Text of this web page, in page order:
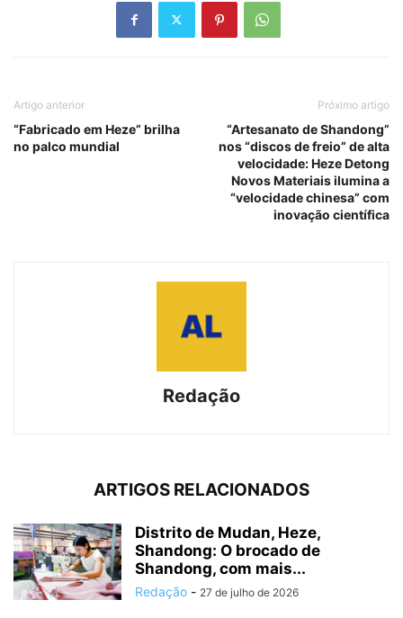
Artigo anterior
“Fabricado em Heze” brilha
no palco mundial
Próximo artigo
“Artesanato de Shandong”
nos “discos de freio” de alta
velocidade: Heze Detong
Novos Materiais ilumina a
“velocidade chinesa” com
inovação científica
Redação
ARTIGOS RELACIONADOS
Distrito de Mudan, Heze,
Shandong: O brocado de
Shandong, com mais...
Redação - 27 de julho de 2026